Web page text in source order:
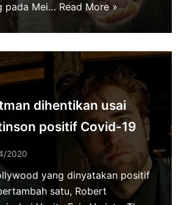
pada Mei… Read More »
dihentikan usai
positif Covid-19
2020
yang dinyatakan positif
satu, Robert